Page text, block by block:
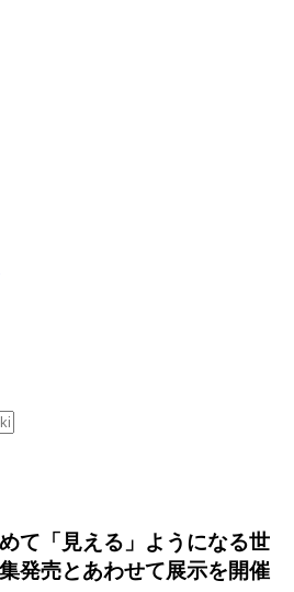
て「見える」ようになる世
発売とあわせて展示を開催